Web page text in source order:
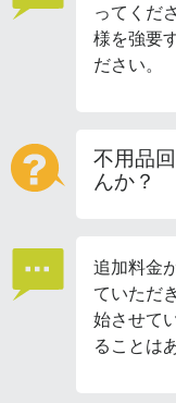
ってくだ
様を強要
ださい。
不用品
んか？
追加料金
ていただ
始させて
ることは